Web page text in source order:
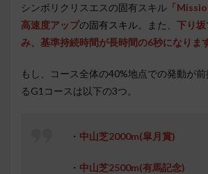
シンボリクリスエスの固有スキル 「
高速度アップの固有スキル。 また、 下り
み、基準持続時間が長時間の6秒になりま
もし、コース全体の40%地点での発動が
るG1コースは以下の3つ。
・ 中山芝2000m(皐月賞)
・ 中山芝2500m(有馬記念)